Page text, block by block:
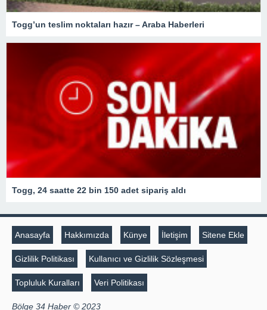
Togg’un teslim noktaları hazır – Araba Haberleri
Togg, 24 saatte 22 bin 150 adet sipariş aldı
Anasayfa Hakkımızda Künye İletişim Sitene Ekle
Gizlilik Politikası Kullanıcı ve Gizlilik Sözleşmesi
Topluluk Kuralları Veri Politikası
Bölge 34 Haber © 2023